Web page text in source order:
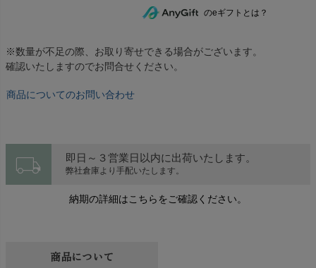
のeギフトとは？
※数量が不足の際、お取り寄せできる場合がございます。
確認いたしますのでお問合せください。
商品についてのお問い合わせ
local_shipping 即日～３営業日以内に出荷いたします。
弊社倉庫より手配いたします。
納期の詳細はこちらをご確認ください。
商品について